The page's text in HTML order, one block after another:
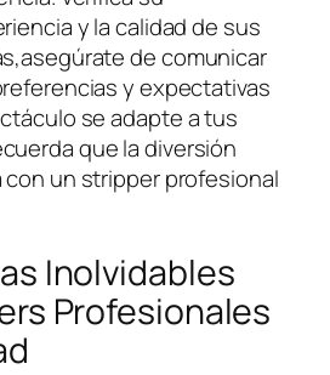
y la calidad‍ de sus
de comunicar
⁢y expectativas
se adapte a tus
que la diversión
un stripper profesional
Inolvidables
Profesionales